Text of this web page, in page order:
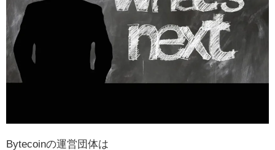
Bytecoinの運営団体は